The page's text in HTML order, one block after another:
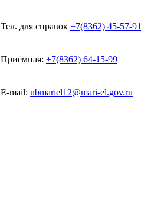
Тел. для справок +7(8362) 45-57-91
Приёмная: +7(8362) 64-15-99
E-mail: nbmariel12@mari-el.gov.ru